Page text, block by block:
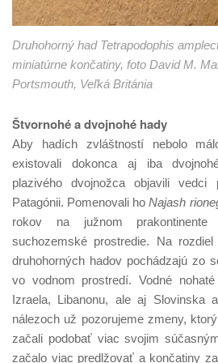
Druhohorný had Tetrapodophis
miniatúrne končatiny, foto David M.
Portsmouth, Veľká Británia
Štvornohé a dvojnohé hady
Aby hadích zvláštností nebolo
existovali dokonca aj iba
plazivého dvojnožca objavili
Patagónii. Pomenovali hoNajash
rokov na južnom
suchozemské prostredie. Na
druhohorných hadov pochádzajú zo
vo vodnom prostredí. Vodné
Izraela, Libanonu, ale aj Slovinska
nálezoch už pozorujeme zmeny,
začali podobať viac svojim
začalo viac predlžovať a končatiny